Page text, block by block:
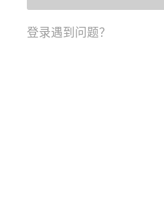
登录遇到问题？